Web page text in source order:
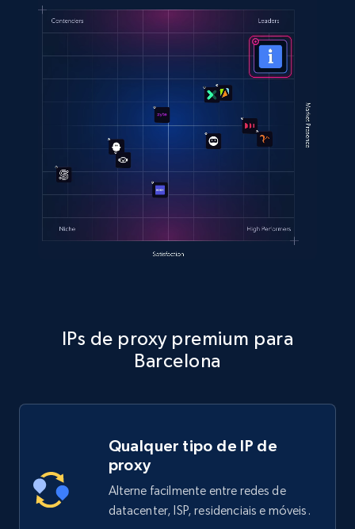
IPs de proxy premium para
Barcelona
Qualquer tipo de IP de
proxy
Alterne facilmente entre redes de
datacenter, ISP, residenciais e móveis.